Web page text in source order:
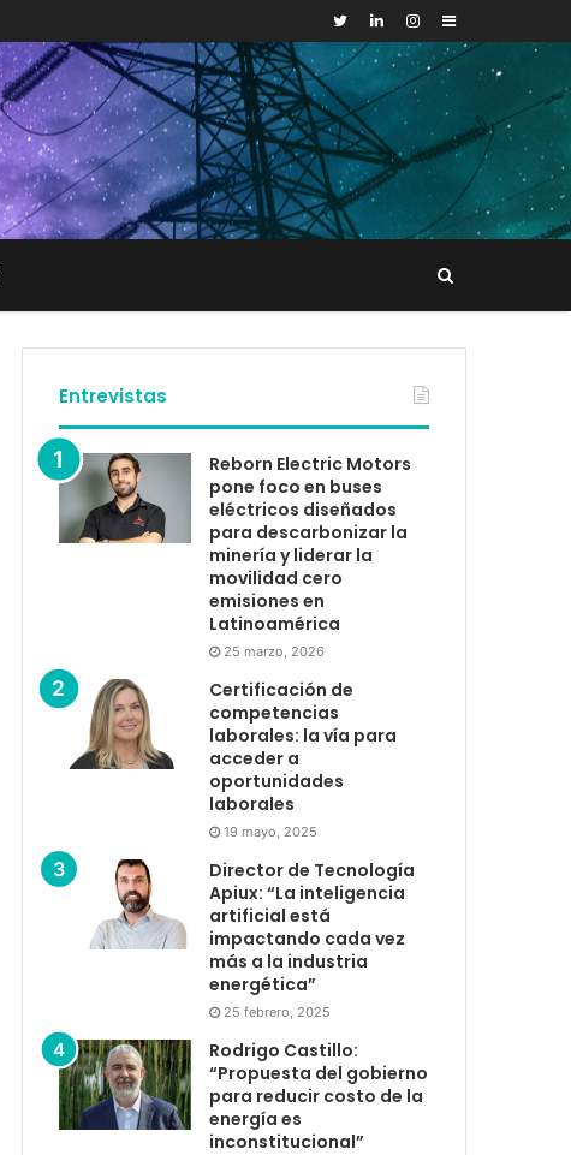
Sidebar
Entrevistas
Reborn Electric Motors
pone foco en buses
eléctricos diseñados
para descarbonizar la
minería y liderar la
movilidad cero
emisiones en
Latinoamérica
25 marzo, 2026
Certificación de
competencias
laborales: la vía para
acceder a
oportunidades
laborales
19 mayo, 2025
Director de Tecnología
Apiux: “La inteligencia
artificial está
impactando cada vez
más a la industria
energética”
25 febrero, 2025
Rodrigo Castillo:
“Propuesta del gobierno
para reducir costo de la
energía es
inconstitucional”